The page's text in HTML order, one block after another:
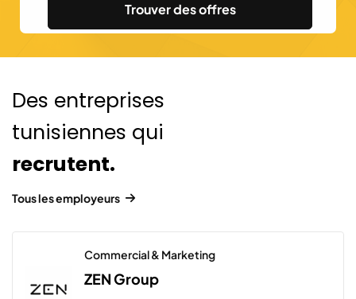
Trouver des offres
Des entreprises
tunisiennes qui
recrutent.
Tous les employeurs
Commercial & Marketing
ZEN Group